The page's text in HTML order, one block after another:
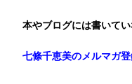
本やブログには書いて
七條千恵美のメルマガ